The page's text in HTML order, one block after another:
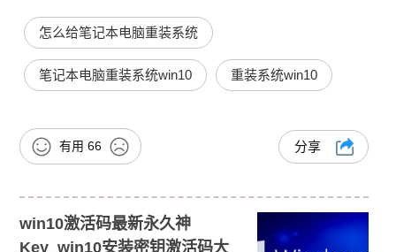
怎么给笔记本电脑重装系统
笔记本电脑重装系统win10 重装系统win10
有用 66 分享
win10激活码最新永久神
Key_win10安装密钥激活码大